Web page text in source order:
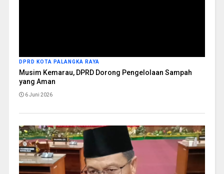
DPRD KOTA PALANGKA RAYA
Musim Kemarau, DPRD Dorong Pengelolaan Sampah
yang Aman
6 Juni 2026